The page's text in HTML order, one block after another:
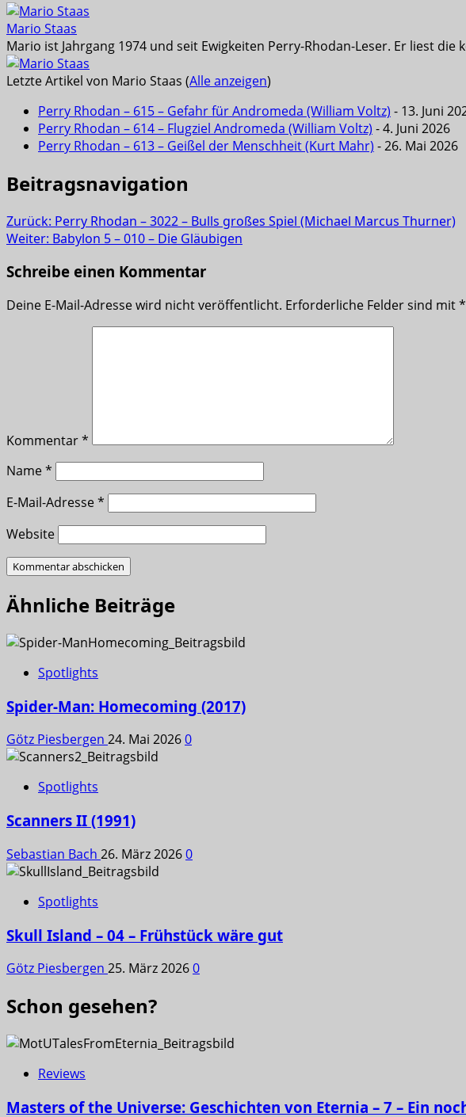
Mario Staas
Mario ist Jahrgang 1974 und seit Ewigkeiten Perry-Rhodan-Leser. Er liest
Letzte Artikel von Mario Staas (Alle anzeigen)
Perry Rhodan – 615 – Gefahr für Andromeda (William Voltz) - 13. Juni
Perry Rhodan – 614 – Flugziel Andromeda (William Voltz) - 4. Juni 2026
Perry Rhodan – 613 – Geißel der Menschheit (Kurt Mahr) - 26. Mai 2026
Beitragsnavigation
Zurück: Perry Rhodan – 3022 – Bulls großes Spiel (Michael Marcus Thurner)
Weiter: Babylon 5 – 010 – Die Gläubigen
Schreibe einen Kommentar
Deine E-Mail-Adresse wird nicht veröffentlicht. Erforderliche Felder sind mit*
Kommentar*
Name*
E-Mail-Adresse*
Website
Ähnliche Beiträge
Spotlights
Spider-Man: Homecoming (2017)
Götz Piesbergen 24. Mai 20260
Spotlights
Scanners II (1991)
Sebastian Bach 26. März 20260
Spotlights
Skull Island – 04 – Frühstück wäre gut
Götz Piesbergen 25. März 20260
Schon gesehen?
Reviews
Masters of the Universe: Geschichten von Eternia – 7 – Ein